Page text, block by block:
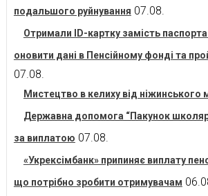
подальшого руйнування 07.08.
Отримали ID-картку замість
оновити дані в Пенсійному фонді та
07.08.
Мистецтво в келиху від ніжинського
Державна допомога “Пакунок
за виплатою 07.08.
«Укрексімбанк» припиняє виплату
що потрібно зробити отримувачам